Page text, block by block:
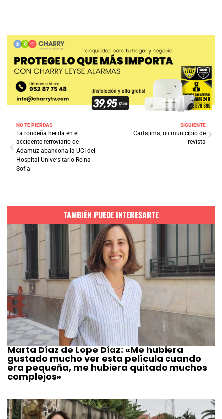
NO TE PIERDAS
La rondeña herida en el
accidente ferroviario de
Adamuz abandona la UCI del
Hospital Universitario Reina
Sofía
SIGUIENTE
Cartajima, un municipio de
revista
TAMBIÉN PUEDE INTERESARTE
Marta Díaz de Lope Díaz: «Me hubiera
gustado mucho ver esta película cuando
era pequeña, me hubiera quitado muchos
complejos»